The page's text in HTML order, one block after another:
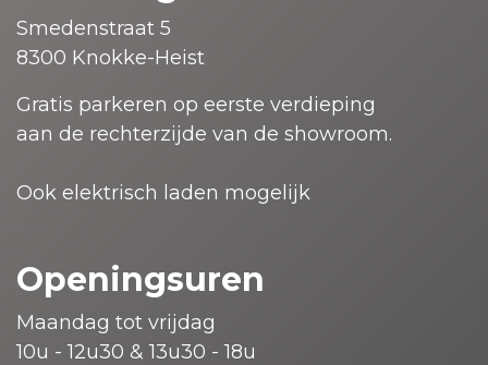
Smedenstraat 5
8300 Knokke-Heist
Gratis parkeren op eerste verdieping
aan de rechterzijde van de showroom.
Ook elektrisch laden mogelijk
Openingsuren
Maandag tot vrijdag
10u - 12u30 & 13u30 - 18u